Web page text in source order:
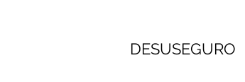
DESUSEGURO